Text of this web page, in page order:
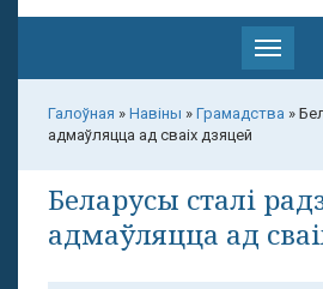
меню
Галоўная » Навіны » Грамадства »
адмаўляцца ад сваіх дзяцей
Беларусы сталі
адмаўляцца ад